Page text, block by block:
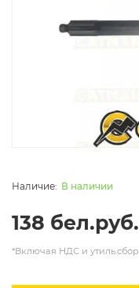
В наличии
138 бел.руб.
*Включая НДС и утиль.сбор